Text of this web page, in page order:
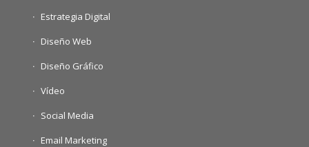
Estrategia Digital
Diseño Web
Diseño Gráfico
Vídeo
Social Media
Email Marketing